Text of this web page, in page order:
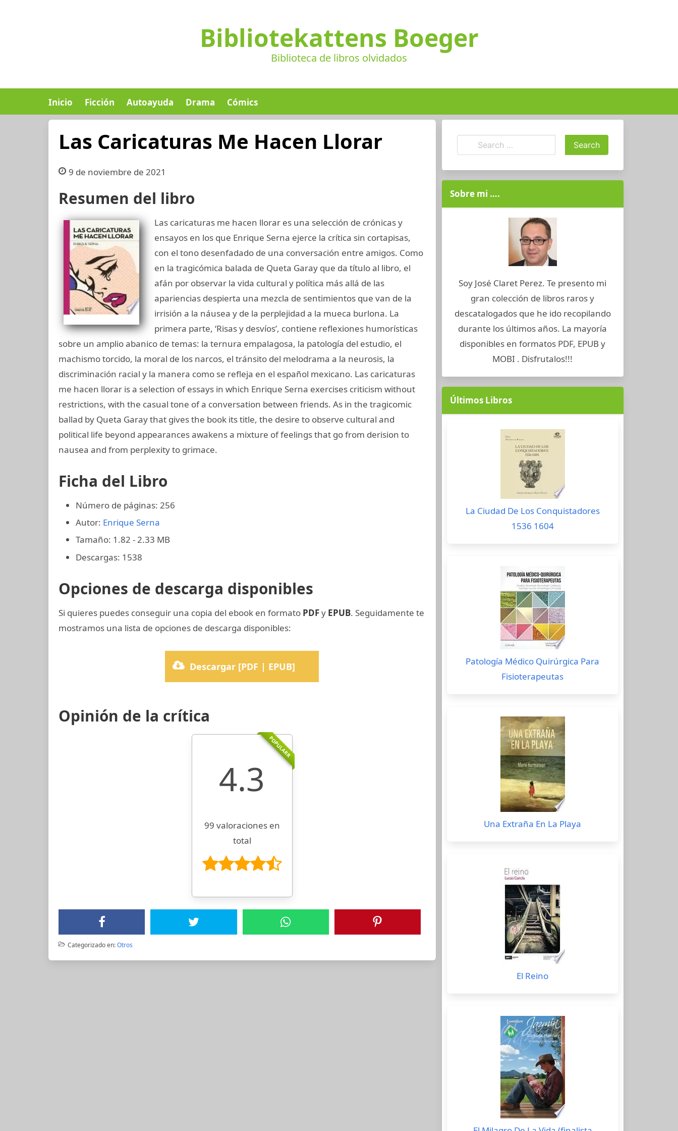
Bibliotekattens Boeger
Biblioteca de libros olvidados
Inicio Ficción Autoayuda Drama Cómics
Las Caricaturas Me Hacen Llorar
9 de noviembre de 2021
Resumen del libro
Las caricaturas me hacen llorar es una selección de crónicas y
ensayos en los que Enrique Serna ejerce la crítica sin cortapisas,
con el tono desenfadado de una conversación entre amigos. Como
en la tragicómica balada de Queta Garay que da título al libro, el
afán por observar la vida cultural y política más allá de las
apariencias despierta una mezcla de sentimientos que van de la
irrisión a la náusea y de la perplejidad a la mueca burlona. La
primera parte, ‘Risas y desvíos’, contiene reflexiones humorísticas
sobre un amplio abanico de temas: la ternura empalagosa, la patología del estudio, el
machismo torcido, la moral de los narcos, el tránsito del melodrama a la neurosis, la
discriminación racial y la manera como se refleja en el español mexicano. Las caricaturas
me hacen llorar is a selection of essays in which Enrique Serna exercises criticism without
restrictions, with the casual tone of a conversation between friends. As in the tragicomic
ballad by Queta Garay that gives the book its title, the desire to observe cultural and
political life beyond appearances awakens a mixture of feelings that go from derision to
nausea and from perplexity to grimace.
Ficha del Libro
Número de páginas: 256
Autor: Enrique Serna
Tamaño: 1.82 - 2.33 MB
Descargas: 1538
Opciones de descarga disponibles
Si quieres puedes conseguir una copia del ebook en formato PDFy EPUB. Seguidamente te
mostramos una lista de opciones de descarga disponibles:
Descargar [PDF | EPUB]
Opinión de la crítica
POPULARR
4.3
99 valoraciones en
total
Categorizado en:Otros
Sobre mi ….
Soy José Claret Perez. Te presento mi
gran colección de libros raros y
descatalogados que he ido recopilando
durante los últimos años. La mayoría
disponibles en formatos PDF, EPUB y
MOBI . Disfrutalos!!!
Últimos Libros
La Ciudad De Los Conquistadores
1536 1604
Patología Médico Quirúrgica Para
Fisioterapeutas
Una Extraña En La Playa
El Reino